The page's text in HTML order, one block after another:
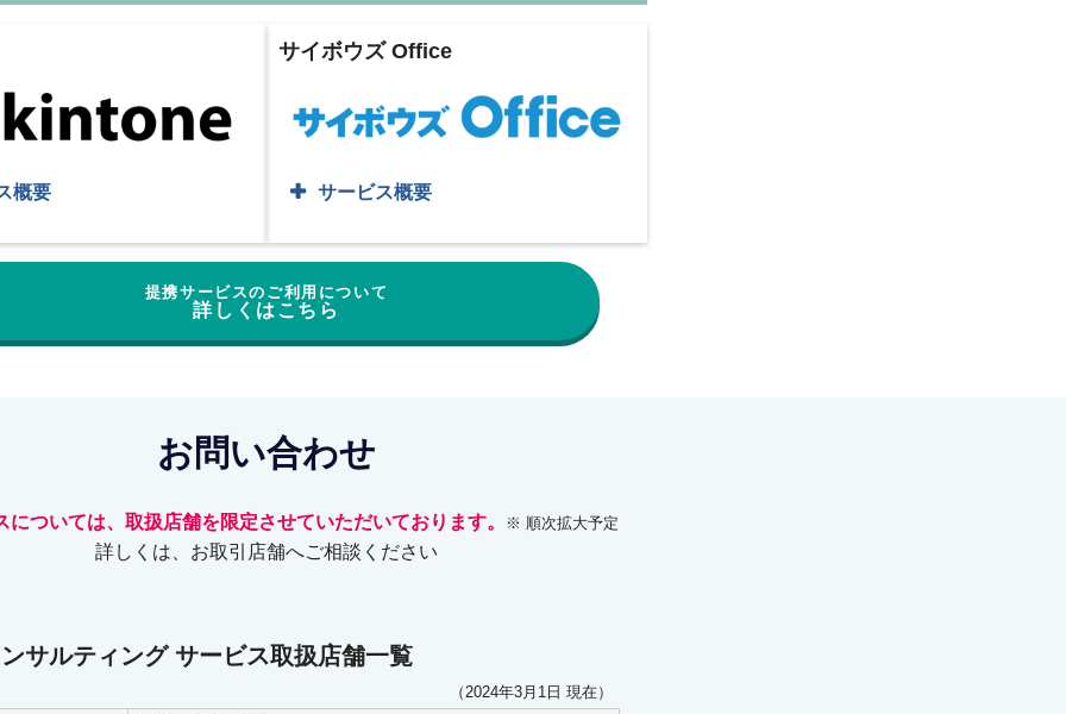
概要
サイボウズ Office
サービス概要
提携サービスのご利用について
詳しくはこちら
お問い合わせ
については、取扱店舗を限定させていただいております。 ※ 順次拡大予定
詳しくは、お取引店舗へご相談ください
サルティング サービス取扱店舗一覧
（2024年3月1日 現在）